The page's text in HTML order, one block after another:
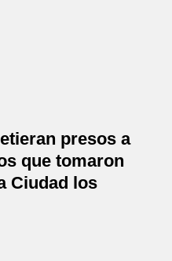
presos a
que tomaron
Ciudad los